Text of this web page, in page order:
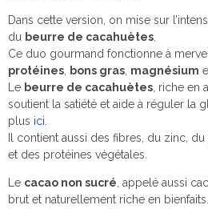
Dans cette version, on mise sur
du beurre de cacahuètes
Ce duo gourmand fonctionne à
protéines
bons gras magnésium
Le beurre de cacahuètes , riche en
soutient la satiété et aide à réguler la
plus ici
Il contient aussi des fibres, du zinc,
et des protéines végétales.
Le cacao non sucré , appelé aussi
brut et naturellement riche en bienfaits.